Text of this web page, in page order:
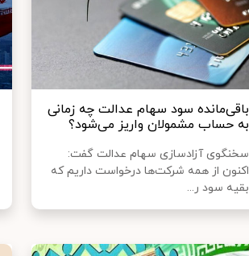
باقی‌مانده سود سهام عدالت چه زمانی
به حساب مشمولان واریز می‌شود؟
سخنگوی آزادسازی سهام عدالت گفت:
اکنون از همه شرکت‌ها درخواست داریم که
بقیه سود ر...